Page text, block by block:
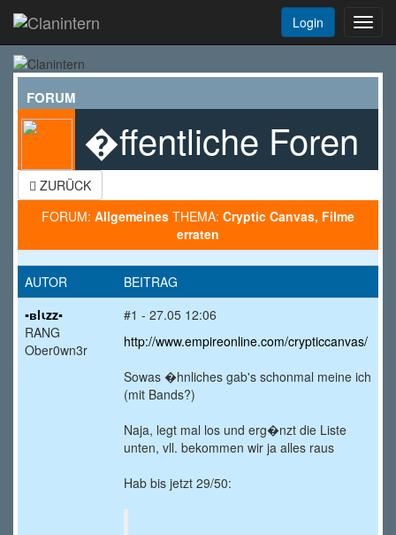
Login
FORUM
�ffentliche Foren
ZURÜCK
FORUM: Allgemeines THEMA: Cryptic Canvas, Filme
erraten
AUTOR
BEITRAG
▪вlιzz▪
RANG
Ober0wn3r
#1 - 27.05 12:06
http://www.empireonline.com/crypticcanvas/
Sowas �hnliches gab's schonmal meine ich
(mit Bands?)
Naja, legt mal los und erg�nzt die Liste
unten, vll. bekommen wir ja alles raus
Hab bis jetzt 29/50: